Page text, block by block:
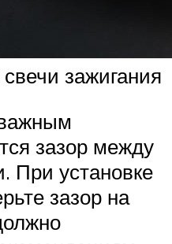
зажигания
зазор между
При установке
зазор на